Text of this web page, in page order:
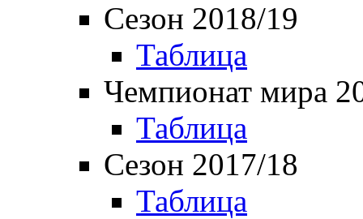
Сезон 2018/19
Таблица
Чемпионат мира
Таблица
Сезон 2017/18
Таблица